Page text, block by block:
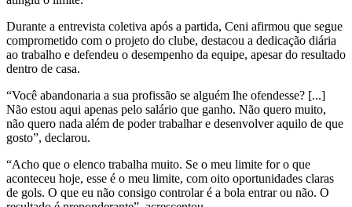
Durante a entrevista coletiva após a partida, Ceni afirmou que segue
comprometido com o projeto do clube, destacou a dedicação diária
ao trabalho e defendeu o desempenho da equipe, apesar do resultado
dentro de casa.
“Você abandonaria a sua profissão se alguém lhe ofendesse? [...]
Não estou aqui apenas pelo salário que ganho. Não quero muito,
não quero nada além de poder trabalhar e desenvolver aquilo de que
gosto”, declarou.
“Acho que o elenco trabalha muito. Se o meu limite for o que
aconteceu hoje, esse é o meu limite, com oito oportunidades claras
de gols. O que eu não consigo controlar é a bola entrar ou não. O